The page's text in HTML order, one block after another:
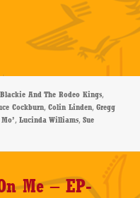
Schlagwörter
Blackie And The Rodeo Kings,
Cockburn,Colin Linden,Gregg
,Lucinda Williams,Sue
Linden – bLOW – CD-Review
Me – EP-